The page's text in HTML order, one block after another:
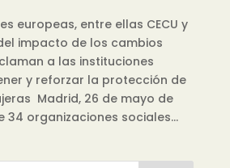
europeas, entre ellas CECU y
impacto de los cambios
a las instituciones
y reforzar la protección de
Madrid, 26 de mayo de
34 organizaciones sociales...